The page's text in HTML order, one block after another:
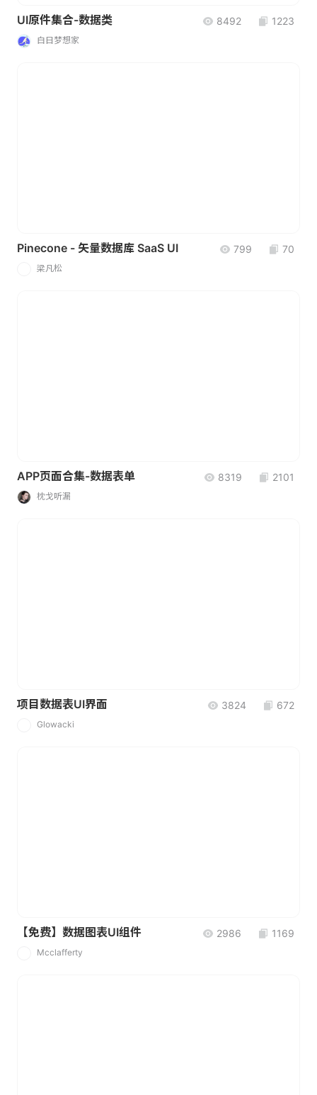
UI原件集合-数据类 8492 1223
白日梦想家
Pinecone - 矢量数据库 SaaS UI 799 70
梁凡松
APP页面合集-数据表单 8319 2101
枕戈听漏
项目数据表UI界面 3824 672
Glowacki
【免费】数据图表UI组件 2986 1169
Mcclafferty